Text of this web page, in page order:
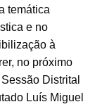
temática
e no
à
no próximo
Distrital
Luís Miguel